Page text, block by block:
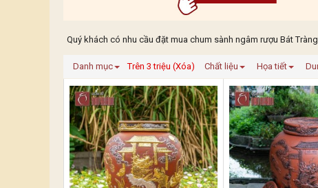
Quý khách có nhu cầu đặt mua chum sành ngâm rượu Bát
Danh mục Trên 3 triệu (Xóa) Chất liệu Họa tiết